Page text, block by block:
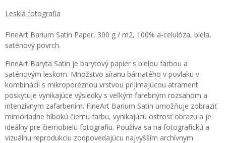
Lesklá fotografia
FineArt Barium Satin Paper, 300 g / m2, 100% a-celulóza, biela,
saténový povrch.
FineArt Baryta Satin je barytový papier s bielou farbou a
saténovým leskom. Množstvo síranu bárnatého v povlaku v
kombinácii s mikroporéznou vrstvou prijímajúcou atrament
poskytuje vynikajúce výsledky s veľkým farebným rozsahom a
intenzívnym zafarbením. FineArt Barium Satin umožňuje zobraziť
mimoriadne hlbokú čiernu farbu, vynikajúcu ostrosť obrazu a je
ideálny pre čiernobielu fotografiu. Používa sa na fotografickú a
vizuálnu reprodukciu zodpovedajúcu najvyšším archívnym